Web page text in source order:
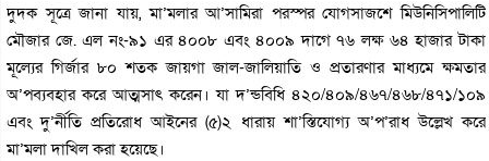
দুদক সূত্রে জানা যায়, মা’মলার আ’সামিরা পরস্পর যোগসাজশে মিউনিসিপালিটি
মৌজার জে. এল নং-৯১ এর ৪০০৮ এবং ৪০০৯ দাগে ৭৬ লক্ষ ৬৪ হাজার টাকা
মূল্যের গির্জার ৮০ শতক জায়গা জাল-জালিয়াতি ও প্রতারণার মাধ্যমে ক্ষমতার
অ’পব্যবহার করে আত্মসাৎ করেন। যা দ’ন্ডবিধি ৪২০/৪০৯/৪৬৭/৪৬৮/৪৭১/১০৯
এবং দু’র্নীতি প্রতিরোধ আইনের (৫)২ ধারায় শা’স্তিযোগ্য অ’প’রাধ উল্লেখ করে
মা’মলা দাখিল করা হয়েছে।